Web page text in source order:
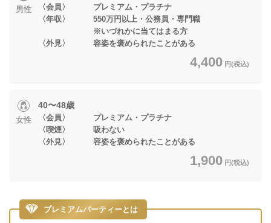
男性
〈会員〉 プレミアム・プラチナ
〈年収〉 550万円以上・公務員・専門職
※いづれかに当てはまる方
〈外見〉 容姿を褒められたことがある
4,400 円(税込)
女性
40〜48歳
〈会員〉 プレミアム・プラチナ
〈喫煙〉 吸わない
〈外見〉 容姿を褒められたことがある
1,900 円(税込)
プレミアムパーティーとは